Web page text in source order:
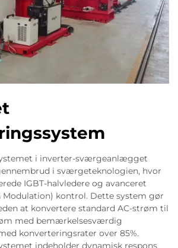
i inverter-sværgeanlægget
i sværgeteknologien, hvor
IGBT-halvledere og avanceret
Modulation) kontrol. Dette system gør
at konvertere standard AC-strøm til
med bemærkelsesværdig
konverteringsrater over 85%.
indeholder dynamisk respons